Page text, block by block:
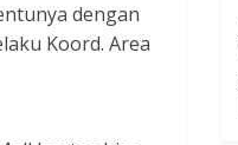
dengan
Koord. Area